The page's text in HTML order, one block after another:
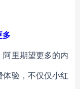
多
里期望更多的内
验，不仅仅小红